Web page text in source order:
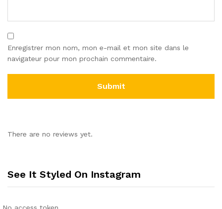
Enregistrer mon nom, mon e-mail et mon site dans le
navigateur pour mon prochain commentaire.
There are no reviews yet.
See It Styled On Instagram